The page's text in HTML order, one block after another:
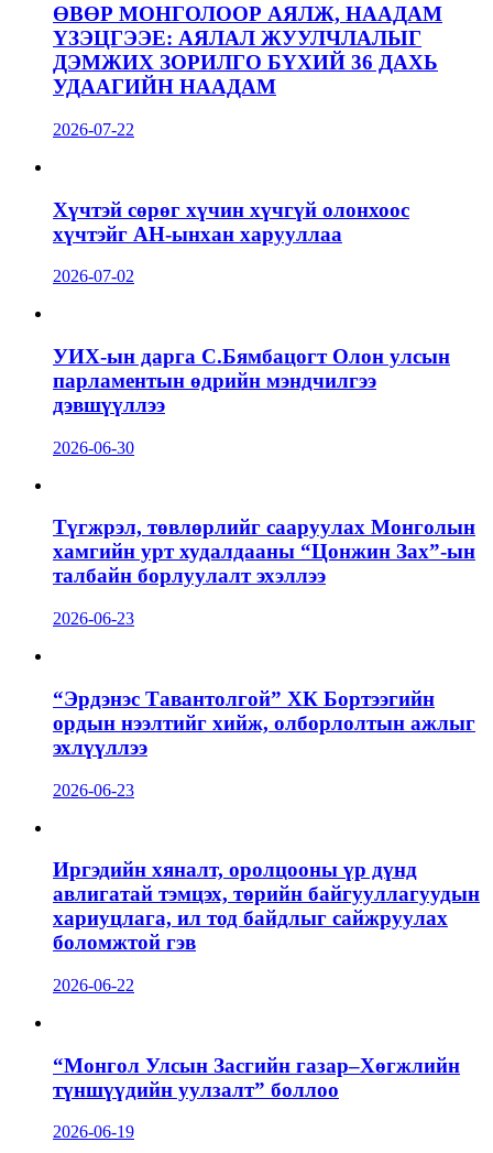
ӨВӨР МОНГОЛООР АЯЛЖ, НААДАМ
ҮЗЭЦГЭЭЕ: АЯЛАЛ ЖУУЛЧЛАЛЫГ
ДЭМЖИХ ЗОРИЛГО БҮХИЙ 36 ДАХЬ
УДААГИЙН НААДАМ
2026-07-22
Хүчтэй сөрөг хүчин хүчгүй олонхоос
хүчтэйг АН-ынхан харууллаа
2026-07-02
УИХ-ын дарга С.Бямбацогт Олон улсын
парламентын өдрийн мэндчилгээ
дэвшүүллээ
2026-06-30
Түгжрэл, төвлөрлийг сааруулах Монголын
хамгийн урт худалдааны “Цонжин Зах”-ын
талбайн борлуулалт эхэллээ
2026-06-23
“Эрдэнэс Тавантолгой” ХК Бортээгийн
ордын нээлтийг хийж, олборлолтын ажлыг
эхлүүллээ
2026-06-23
Иргэдийн хяналт, оролцооны үр дүнд
авлигатай тэмцэх, төрийн байгууллагуудын
хариуцлага, ил тод байдлыг сайжруулах
боломжтой гэв
2026-06-22
“Монгол Улсын Засгийн газар–Хөгжлийн
түншүүдийн уулзалт” боллоо
2026-06-19